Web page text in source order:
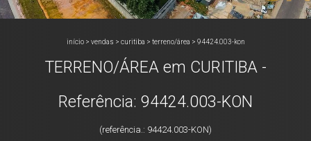
início> vendas > curitiba > terreno/área > 94424.003-kon
TERRENO/ÁREA em CURITIBA -
Referência: 94424.003-KON
(referência.: 94424.003-KON)